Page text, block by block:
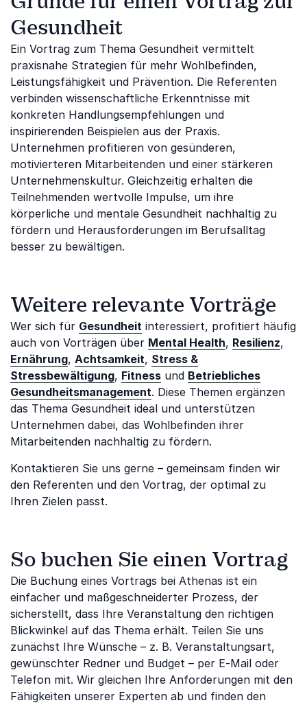
Gesundheit
Ein Vortrag zum Thema Gesundheit vermittelt
praxisnahe Strategien für mehr Wohlbefinden,
Leistungsfähigkeit und Prävention. Die Referenten
verbinden wissenschaftliche Erkenntnisse mit
konkreten Handlungsempfehlungen und
inspirierenden Beispielen aus der Praxis.
Unternehmen profitieren von gesünderen,
motivierteren Mitarbeitenden und einer stärkeren
Unternehmenskultur. Gleichzeitig erhalten die
Teilnehmenden wertvolle Impulse, um ihre
körperliche und mentale Gesundheit nachhaltig zu
fördern und Herausforderungen im Berufsalltag
besser zu bewältigen.
Weitere relevante Vorträge
Wer sich für Gesundheit interessiert, profitiert häufig
auch von Vorträgen über Mental Health, Resilienz,
Ernährung, Achtsamkeit, Stress &
Stressbewältigung, Fitness und Betriebliches
Gesundheitsmanagement. Diese Themen ergänzen
das Thema Gesundheit ideal und unterstützen
Unternehmen dabei, das Wohlbefinden ihrer
Mitarbeitenden nachhaltig zu fördern.
Kontaktieren Sie uns gerne – gemeinsam finden wir
den Referenten und den Vortrag, der optimal zu
Ihren Zielen passt.
So buchen Sie einen Vortrag
Die Buchung eines Vortrags bei Athenas ist ein
einfacher und maßgeschneiderter Prozess, der
sicherstellt, dass Ihre Veranstaltung den richtigen
Blickwinkel auf das Thema erhält. Teilen Sie uns
zunächst Ihre Wünsche – z. B. Veranstaltungsart,
gewünschter Redner und Budget – per E-Mail oder
Telefon mit. Wir gleichen Ihre Anforderungen mit den
Fähigkeiten unserer Experten ab und finden den